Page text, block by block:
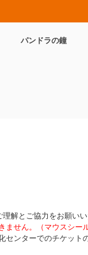
パンドラの鐘
解とご協力をお願いい
せん。（マウスシー
ンターでのチケット